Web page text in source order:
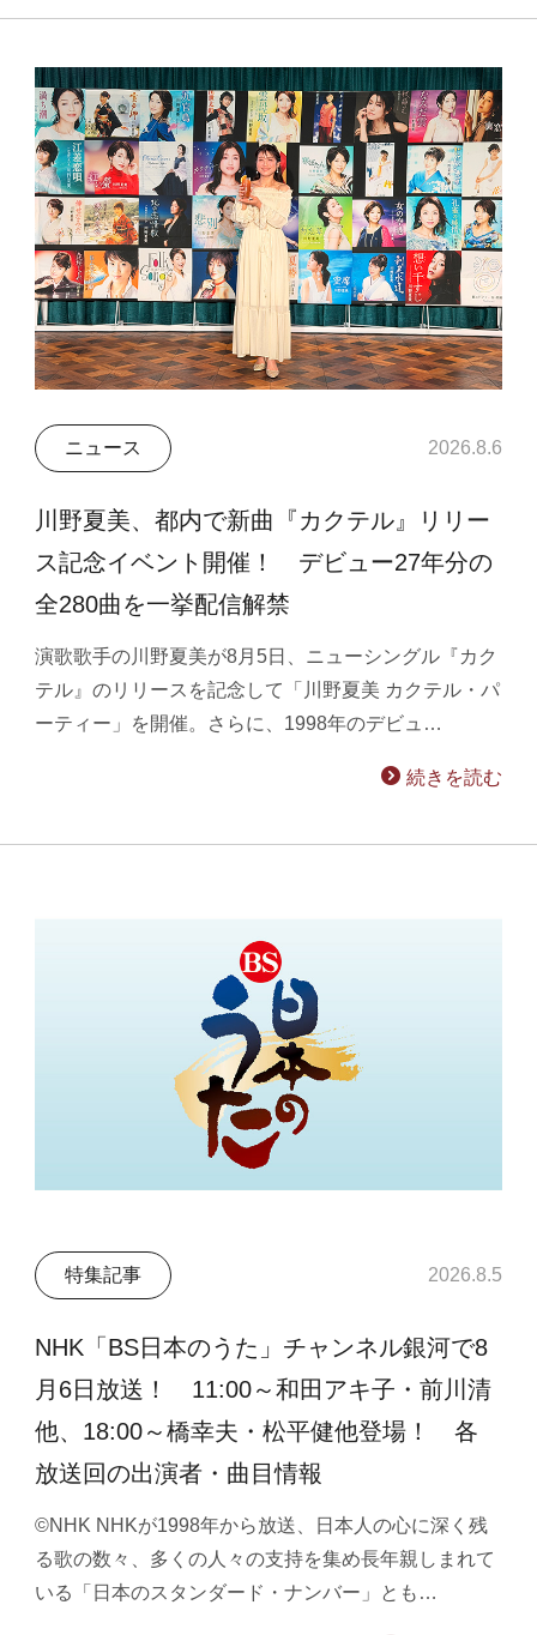
ニュース 2026.8.6
川野夏美、都内で新曲『カクテル』リリー
ス記念イベント開催！ デビュー27年分の
全280曲を一挙配信解禁
演歌歌手の川野夏美が8月5日、ニューシングル『カク
テル』のリリースを記念して「川野夏美 カクテル・パ
ーティー」を開催。さらに、1998年のデビュ…
続きを読む
特集記事 2026.8.5
NHK「BS日本のうた」チャンネル銀河で8
月6日放送！ 11:00～和田アキ子・前川清
他、18:00～橋幸夫・松平健他登場！ 各
放送回の出演者・曲目情報
©NHK NHKが1998年から放送、日本人の心に深く残
る歌の数々、多くの人々の支持を集め長年親しまれて
いる「日本のスタンダード・ナンバー」とも…